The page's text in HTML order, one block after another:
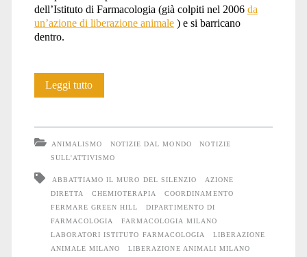
dell’Istituto di Farmacologia (già colpiti nel 2006 da
un’azione di liberazione animale) e si barricano
dentro.
Leggi tuttoIrruzione
di
Animali
a
Milano
ANIMALISMO NOTIZIE DAL MONDO
NOTIZIE
SULL'ATTIVISMO
ABBATTIAMO IL MURO DEL SILENZIO
AZIONE
DIRETTA
CHEMIOTERAPIA
COORDINAMENTO
FERMARE GREEN HILL
DIPARTIMENTO DI
FARMACOLOGIA
FARMACOLOGIA MILANO
LABORATORI ISTITUTO FARMACOLOGIA
LIBERAZIONE
ANIMALE MILANO
LIBERAZIONE ANIMALI MILANO